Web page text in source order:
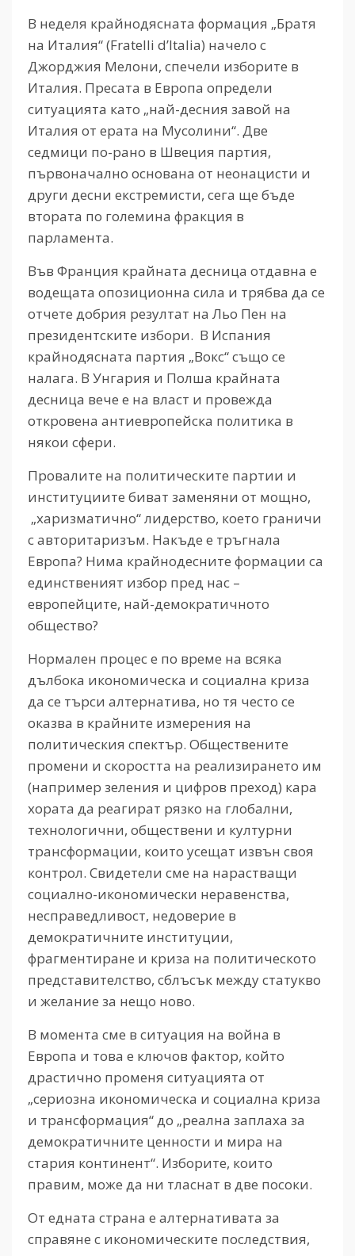
В неделя крайнодясната формация „Братя
на Италия“ (Fratelli d’Italia) начело с
Джорджия Мелони, спечели изборите в
Италия. Пресата в Европа определи
ситуацията като „най-десния завой на
Италия от ерата на Мусолини“. Две
седмици по-рано в Швеция партия,
първоначално основана от неонацисти и
други десни екстремисти, сега ще бъде
втората по големина фракция в
парламента.
Във Франция крайната десница отдавна е
водещата опозиционна сила и трябва да се
отчете добрия резултат на Льо Пен на
президентските избори. В Испания
крайнодясната партия „Вокс“ също се
налага. В Унгария и Полша крайната
десница вече е на власт и провежда
откровена антиевропейска политика в
някои сфери.
Провалите на политическите партии и
институциите биват заменяни от мощно,
„харизматично“ лидерство, което граничи
с авторитаризъм. Накъде е тръгнала
Европа? Нима крайнодесните формации са
единственият избор пред нас –
европейците, най-демократичното
общество?
Нормален процес е по време на всяка
дълбока икономическа и социална криза
да се търси алтернатива, но тя често се
оказва в крайните измерения на
политическия спектър. Обществените
промени и скоростта на реализирането им
(например зеления и цифров преход) кара
хората да реагират рязко на глобални,
технологични, обществени и културни
трансформации, които усещат извън своя
контрол. Свидетели сме на нарастващи
социално-икономически неравенства,
несправедливост, недоверие в
демократичните институции,
фрагментиране и криза на политическото
представителство, сблъсък между статукво
и желание за нещо ново.
В момента сме в ситуация на война в
Европа и това е ключов фактор, който
драстично променя ситуацията от
„сериозна икономическа и социална криза
и трансформация“ до „реална заплаха за
демократичните ценности и мира на
стария континент“. Изборите, които
правим, може да ни тласнат в две посоки.
От едната страна е алтернативата за
справяне с икономическите последствия,